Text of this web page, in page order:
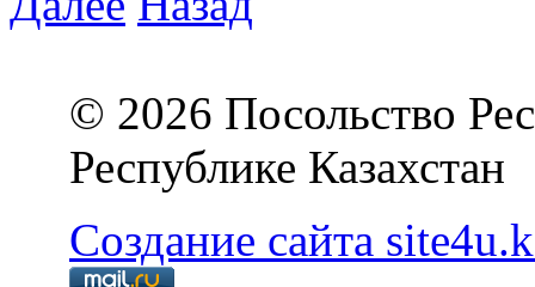
© 2026 Посольство
Республике Казахстан
Создание сайта